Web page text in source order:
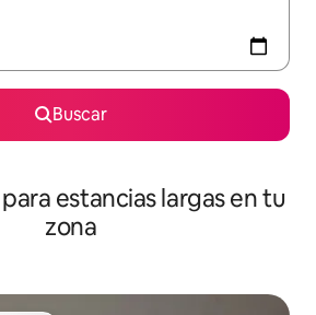
Buscar
estancias largas en tu
zona